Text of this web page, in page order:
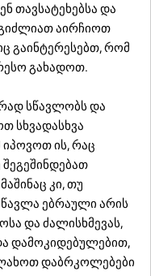
თავსატეხებსა და
აირჩიოთ
გაინტერესებთ, რომ
გახადოთ.
სწავლობს და
სხვადასხვა
ის, რაც
შეგეშინდებათ
კი, თუ
ებრაული არის
და ძალისხმევას,
დამოკიდებულებით,
დაბრკოლებები